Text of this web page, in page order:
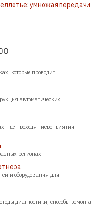
умножая передачи
которые проводит
автоматических
где проходят мероприятия
регионах
и оборудования для
диагностики, способы ремонта